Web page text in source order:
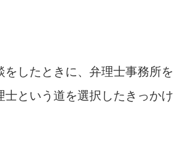
したときに、弁理士事務所を
という道を選択したきっかけ